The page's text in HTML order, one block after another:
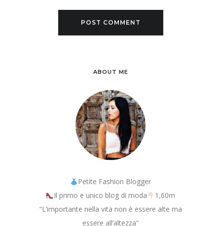
ABOUT ME
Petite Fashion Blogger
Il primo e unico blog di moda
1,60m
“L’importante nella vita non è essere alte ma
essere all’altezza”